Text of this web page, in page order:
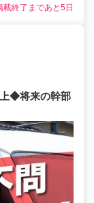
載終了まであと5日
◆将来の幹部